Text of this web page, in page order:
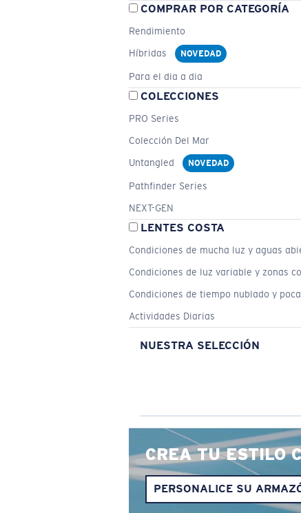
COMPRAR POR CATEGORÍA
Rendimiento
Híbridas
NOVEDAD
Para el dia a dia
COLECCIONES
PRO Series
Colección Del Mar
Untangled
NOVEDAD
Pathfinder Series
NEXT-GEN
LENTES COSTA
Condiciones de mucha luz y aguas
Condiciones de luz variable y zonas
Condiciones de tiempo nublado y
Actividades Diarias
NUESTRA SELECCIÓN
CREA TU ESTILO
PERSONALICE SU